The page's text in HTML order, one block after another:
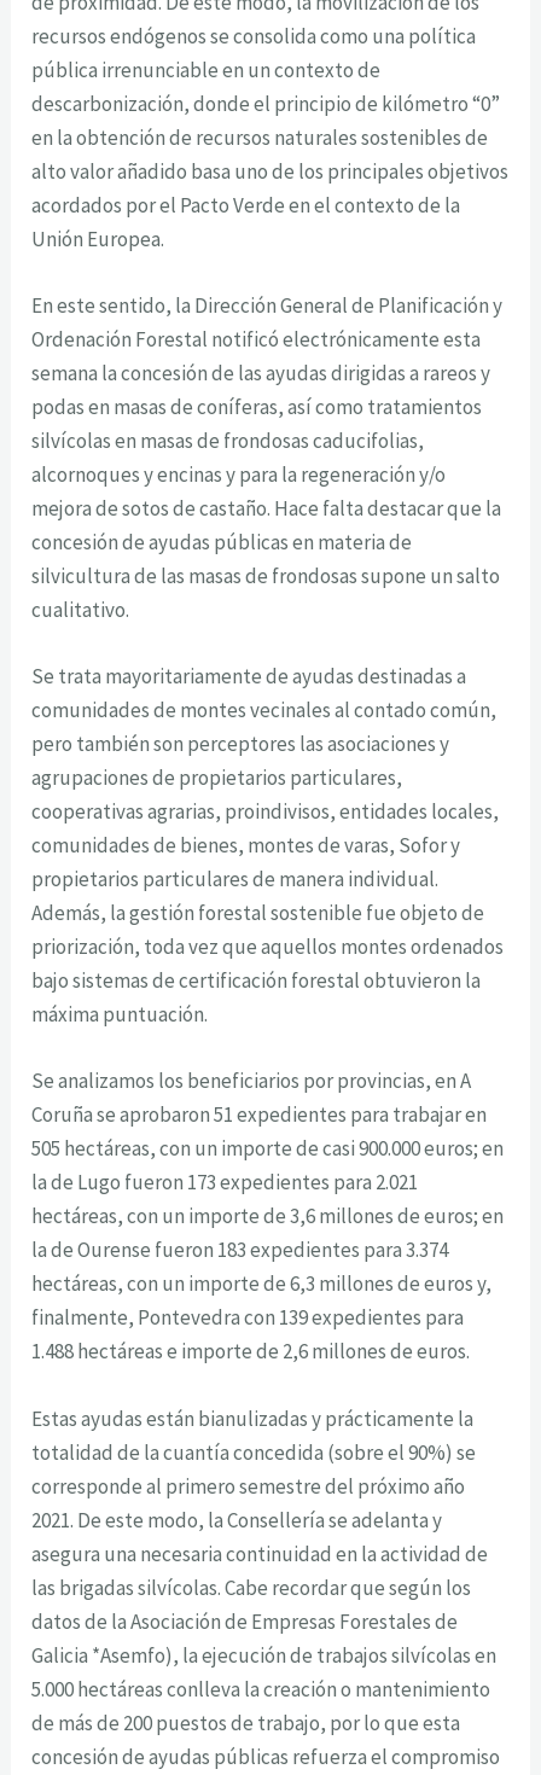
recursos endógenos se consolida como una política
pública irrenunciable en un contexto de
descarbonización, donde el principio de kilómetro “0”
en la obtención de recursos naturales sostenibles de
alto valor añadido basa uno de los principales objetivos
acordados por el Pacto Verde en el contexto de la
Unión Europea.
En este sentido, la Dirección General de Planificación y
Ordenación Forestal notificó electrónicamente esta
semana la concesión de las ayudas dirigidas a rareos y
podas en masas de coníferas, así como tratamientos
silvícolas en masas de frondosas caducifolias,
alcornoques y encinas y para la regeneración y/o
mejora de sotos de castaño. Hace falta destacar que la
concesión de ayudas públicas en materia de
silvicultura de las masas de frondosas supone un salto
cualitativo.
Se trata mayoritariamente de ayudas destinadas a
comunidades de montes vecinales al contado común,
pero también son perceptores las asociaciones y
agrupaciones de propietarios particulares,
cooperativas agrarias, proindivisos, entidades locales,
comunidades de bienes, montes de varas, Sofor y
propietarios particulares de manera individual.
Además, la gestión forestal sostenible fue objeto de
priorización, toda vez que aquellos montes ordenados
bajo sistemas de certificación forestal obtuvieron la
máxima puntuación.
Se analizamos los beneficiarios por provincias, en A
Coruña se aprobaron 51 expedientes para trabajar en
505 hectáreas, con un importe de casi 900.000 euros; en
la de Lugo fueron 173 expedientes para 2.021
hectáreas, con un importe de 3,6 millones de euros; en
la de Ourense fueron 183 expedientes para 3.374
hectáreas, con un importe de 6,3 millones de euros y,
finalmente, Pontevedra con 139 expedientes para
1.488 hectáreas e importe de 2,6 millones de euros.
Estas ayudas están bianulizadas y prácticamente la
totalidad de la cuantía concedida (sobre el 90%) se
corresponde al primero semestre del próximo año
2021. De este modo, la Consellería se adelanta y
asegura una necesaria continuidad en la actividad de
las brigadas silvícolas. Cabe recordar que según los
datos de la Asociación de Empresas Forestales de
Galicia *Asemfo), la ejecución de trabajos silvícolas en
5.000 hectáreas conlleva la creación o mantenimiento
de más de 200 puestos de trabajo, por lo que esta
concesión de ayudas públicas refuerza el compromiso